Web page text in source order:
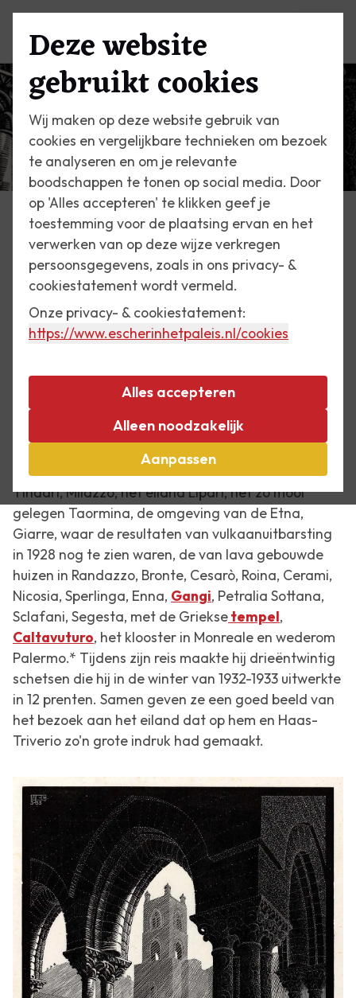
Deze website
gebruikt cookies
Wij maken op deze website gebruik van
cookies en vergelijkbare technieken om bezoek
te analyseren en om je relevante
boodschappen te tonen op social media. Door
op 'Alles accepteren' te klikken geef je
toestemming voor de plaatsing ervan en het
verwerken van op deze wijze verkregen
persoonsgegevens, zoals in ons privacy- &
cookiestatement wordt vermeld.
Onze privacy- & cookiestatement:
https://www.escherinhetpaleis.nl/cookies
Alles accepteren
Alleen noodzakelijk
Aanpassen
Escher Vandaag
10 maart 2017
Klooster van Monreale
Hij was er voor het eerst in het voorjaar van 1932,
samen met zijn vriend en schilder Giuseppe Haas-
Triverio. Het aantal plaatsen dat ze samen
bezochten was indrukwekkend: hoofdstad Palermo,
Corleone, Cefalù, met zijn beroemde kathedraal,
Tindari, Milazzo, het eiland Lipari, het zo mooi
gelegen Taormina, de omgeving van de Etna,
Giarre, waar de resultaten van vulkaanuitbarsting
in 1928 nog te zien waren, de van lava gebouwde
huizen in Randazzo, Bronte, Cesarò, Roina, Cerami,
Nicosia, Sperlinga, Enna, Gangi, Petralia Sottana,
Sclafani, Segesta, met de Grieksetempel,
Caltavuturo, het klooster in Monreale en wederom
Palermo.* Tijdens zijn reis maakte hij drieëntwintig
schetsen die hij in de winter van 1932-1933 uitwerkte
in 12 prenten. Samen geven ze een goed beeld van
het bezoek aan het eiland dat op hem en Haas-
Triverio zo'n grote indruk had gemaakt.